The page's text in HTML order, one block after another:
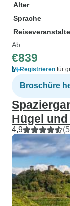
Alter
Sprache
Ab
€839
Registrieren für
Broschüre
Hügel
4,9